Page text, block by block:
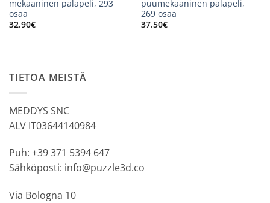
mekaaninen palapeli, 293
osaa
32.90€
puumekaaninen palapeli,
269 osaa
37.50€
TIETOA MEISTÄ
MEDDYS SNC
ALV IT03644140984
Puh: +39 371 5394 647
Sähköposti: info@puzzle3d.co
Via Bologna 10